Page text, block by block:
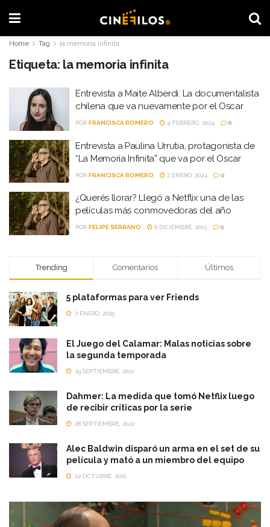
Home Tag la memoria infinita
Etiqueta: la memoria infinita
Entrevista a Maite Alberdi: La documentalista
chilena que va nuevamente por el Oscar
POR FRANCISCA ROMERO 4 FEBRERO, 2024 0
Entrevista a Paulina Urrutia, protagonista de
“La Memoria Infinita” que va por el Oscar
POR FRANCISCA ROMERO 2 ENERO, 2024 0
¿Querés llorar? Llegó a Netflix una de las
películas más conmovedoras del año
POR FELIPE SERRANO 6 DICIEMBRE, 2023 0
Trending Comentarios Últimos
5 plataformas para ver Friends
7 ENERO, 2025
El Juego del Calamar: Malas noticias sobre
la segunda temporada
29 SEPTIEMBRE, 2021
Dahmer: La medida que tomó Netflix luego
de recibir críticas por la serie
28 SEPTIEMBRE, 2022
Alec Baldwin disparó un arma en el set de su
película y mató a un miembro del equipo
22 OCTUBRE, 2021